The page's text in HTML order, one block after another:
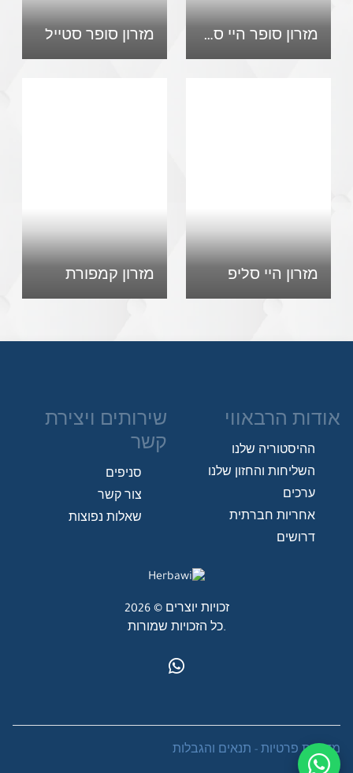
מזרון סופר היי סליפ מזרון סופר סטייל
מזרון היי סליפ מזרון קמפורת
אודות הרבאווי
ההיסטוריה שלנו
השליחות והחזון שלנו
ערכים
אחריות חברתית
דרושים
שירותים ויצירת
קשר
סניפים
צור קשר
שאלות נפוצות
זכויות יוצרים © 2026
כל הזכויות שמורות.
מדיניות פרטיות - תנאים והגבלות